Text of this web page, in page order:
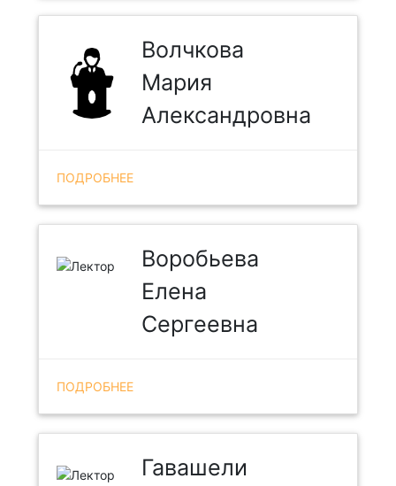
Волчкова
Мария
Александровна
ПОДРОБНЕЕ
Воробьева
Елена
Сергеевна
ПОДРОБНЕЕ
Гавашели